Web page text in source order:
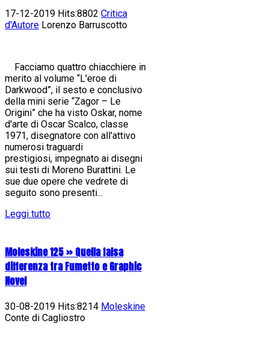
17-12-2019 Hits:8802 Critica
d'Autore Lorenzo Barruscotto
Facciamo quattro chiacchiere in
merito al volume “L'eroe di
Darkwood”, il sesto e conclusivo
della mini serie “Zagor – Le
Origini” che ha visto Oskar, nome
d'arte di Oscar Scalco, classe
1971, disegnatore con all'attivo
numerosi traguardi
prestigiosi, impegnato ai disegni
sui testi di Moreno Burattini. Le
sue due opere che vedrete di
seguito sono presenti...
Leggi tutto
Moleskine 125 » Quella falsa
differenza tra Fumetto e Graphic
Novel
30-08-2019 Hits:8214 Moleskine
Conte di Cagliostro